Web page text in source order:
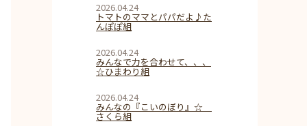
2026.04.24
トマトのママとパパだよ♪た
んぽぽ組
2026.04.24
みんなで力を合わせて、、、
☆ひまわり組
2026.04.24
みんなの『こいのぼり』☆
さくら組